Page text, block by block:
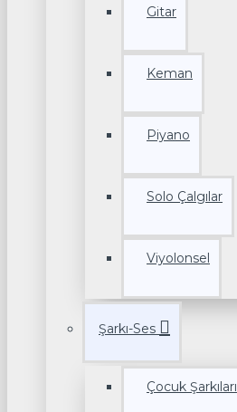
Gitar
Keman
Piyano
Solo Çalgılar
Viyolonsel
Şarkı-Ses
Çocuk Şarkıları